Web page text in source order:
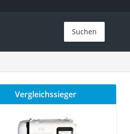
Suchen
Vergleichssieger